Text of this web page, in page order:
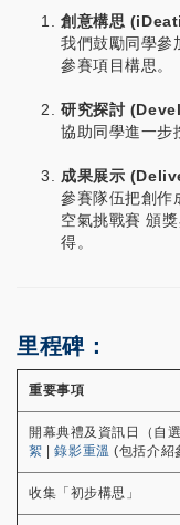
創意構思
我們鼓勵同學參
參賽項目構思。
研究探討
協助同學進一步
成果展示
參賽隊伍把創作
空氣挑戰賽 頒
得。
里程碑：
重要事項
開幕典禮及資訊日（自
絮 |錄影重溫 (包括介紹
收集「初步構思」